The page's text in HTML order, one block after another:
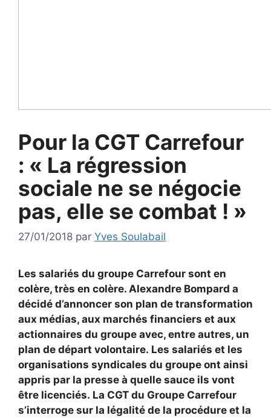
Pour la CGT Carrefour
: « La régression
sociale ne se négocie
pas, elle se combat ! »
27/01/2018 par Yves Soulabail
Les salariés du groupe Carrefour sont en
colère, très en colère. Alexandre Bompard a
décidé d’annoncer son plan de transformation
aux médias, aux marchés financiers et aux
actionnaires du groupe avec, entre autres, un
plan de départ volontaire. Les salariés et les
organisations syndicales du groupe ont ainsi
appris par la presse à quelle sauce ils vont
être licenciés. La CGT du Groupe Carrefour
s’interroge sur la légalité de la procédure et la